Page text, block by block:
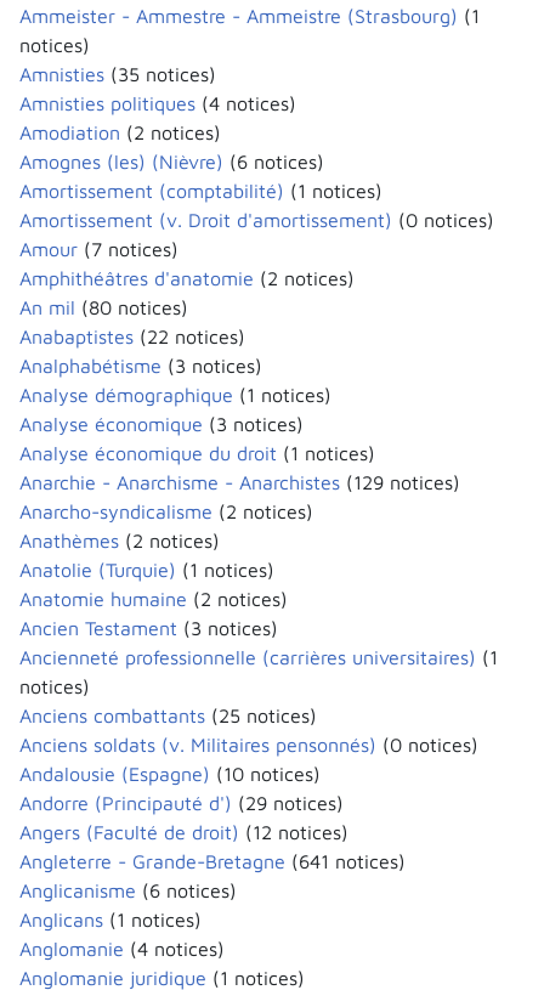
Ammeister - Ammestre - Ammeistre (Strasbourg) (1
notices)
Amnisties (35 notices)
Amnisties politiques (4 notices)
Amodiation (2 notices)
Amognes (les) (Nièvre) (6 notices)
Amortissement (comptabilité) (1 notices)
Amortissement (v. Droit d'amortissement) (0 notices)
Amour (7 notices)
Amphithéâtres d'anatomie (2 notices)
An mil (80 notices)
Anabaptistes (22 notices)
Analphabétisme (3 notices)
Analyse démographique (1 notices)
Analyse économique (3 notices)
Analyse économique du droit (1 notices)
Anarchie - Anarchisme - Anarchistes (129 notices)
Anarcho-syndicalisme (2 notices)
Anathèmes (2 notices)
Anatolie (Turquie) (1 notices)
Anatomie humaine (2 notices)
Ancien Testament (3 notices)
Ancienneté professionnelle (carrières universitaires) (1
notices)
Anciens combattants (25 notices)
Anciens soldats (v. Militaires pensonnés) (0 notices)
Andalousie (Espagne) (10 notices)
Andorre (Principauté d') (29 notices)
Angers (Faculté de droit) (12 notices)
Angleterre - Grande-Bretagne (641 notices)
Anglicanisme (6 notices)
Anglicans (1 notices)
Anglomanie (4 notices)
Anglomanie juridique (1 notices)